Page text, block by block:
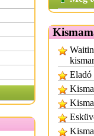
Eladó